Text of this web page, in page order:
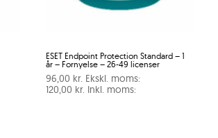
ESET Endpoint Protection Standard – 1
år – Fornyelse – 26-49 licenser
96,00 kr. Ekskl. moms:
120,00 kr. Inkl. moms: